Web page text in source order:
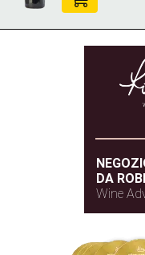
DA
Wine